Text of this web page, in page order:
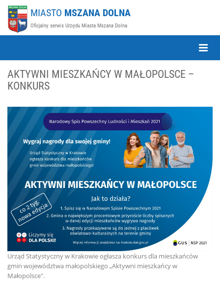
MIASTO MSZANA DOLNA
Oficjalny serwis Urzędu Miasta Mszana Dolna
Toggle
AKTYWNI MIESZKAŃCY W MAŁOPOLSCE –
KONKURS
Urząd Statystyczny w Krakowie ogłasza konkurs dla mieszkańców
gmin województwa małopolskiego „Aktywni mieszkańcy w
Małopolsce".